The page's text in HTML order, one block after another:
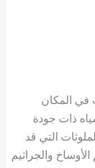
في المكان
ذات جودة
التي قد
والجراثيم